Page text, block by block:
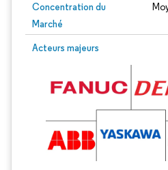
Concentration du
Marché
Acteurs majeurs
Image © Mordor Intelligence. La